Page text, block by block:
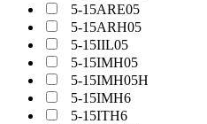
5-15ARE05
5-15ARH05
5-15IIL05
5-15IMH05
5-15IMH05H
5-15IMH6
5-15ITH6